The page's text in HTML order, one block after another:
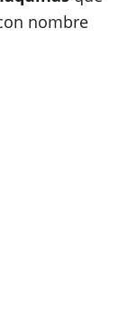
nombre